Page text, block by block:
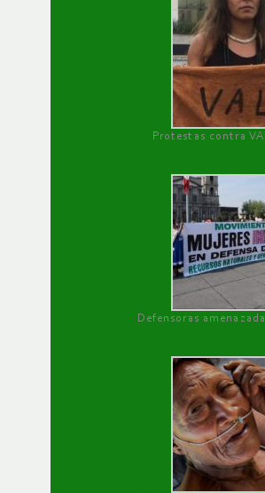
Protestas contra
Defensoras